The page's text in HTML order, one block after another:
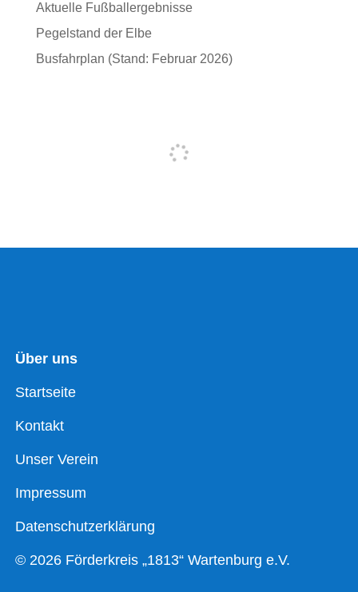
Aktuelle Fußballergebnisse
Pegelstand der Elbe
Busfahrplan (Stand: Februar 2026)
Über uns
Startseite
Kontakt
Unser Verein
Impressum
Datenschutzerklärung
© 2026 Förderkreis „1813“ Wartenburg e.V.